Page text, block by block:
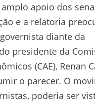
apoio dos
e a relatoria
diante da
presidente da
(CAE), Renan
o parecer. O
poderia ser